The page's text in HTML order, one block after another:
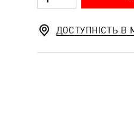
ДОСТУПНІСТЬ В